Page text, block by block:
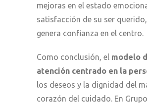
mejoras en el estado
satisfacción de su ser
genera confianza en el centro.
Como conclusión, el modelo
atención centrado en la
los deseos y la dignidad del
corazón del cuidado. En